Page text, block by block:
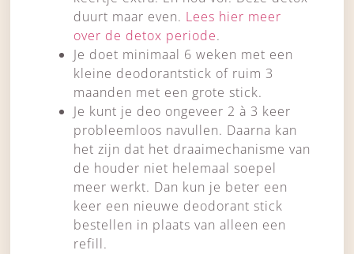
duurt maar even. Lees hier meer
over de detox periode.
Je doet minimaal 6 weken met een
kleine deodorantstick of ruim 3
maanden met een grote stick.
Je kunt je deo ongeveer 2 à 3 keer
probleemloos navullen. Daarna kan
het zijn dat het draaimechanisme van
de houder niet helemaal soepel
meer werkt. Dan kun je beter een
keer een nieuwe deodorant stick
bestellen in plaats van alleen een
refill.